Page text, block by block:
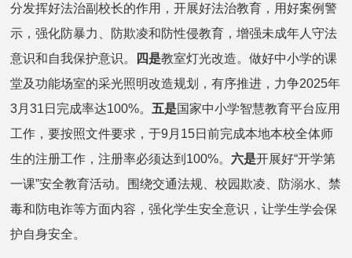
分发挥好法治副校长的作用，开展好法治教育，用好案例警
示，强化防暴力、防欺凌和防性侵教育，增强未成年人守法
意识和自我保护意识。
四是教室灯光改造。做好中小学的课
堂及功能场室的采光照明改造规划，有序推进，力争2025年
3月31日完成率达100%。 五是国家中小学智慧教育平台应用
工作，要按照文件要求，于9月15日前完成本地本校全体师
生的注册工作，注册率必须达到100%。 六是开展好“开学第
一课”安全教育活动。围绕交通法规、校园欺凌、防溺水、禁
毒和防电诈等方面内容，强化学生安全意识，让学生学会保
护自身安全。